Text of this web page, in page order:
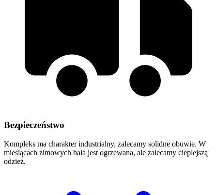
Bezpieczeństwo
Kompleks ma charakter industrialny, zalecamy solidne obuwie. W
miesiącach zimowych hala jest ogrzewana, ale zalecamy cieplejszą
odzież.